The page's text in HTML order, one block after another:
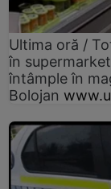
Ultima oră /
în
întâmple în
Bolojan